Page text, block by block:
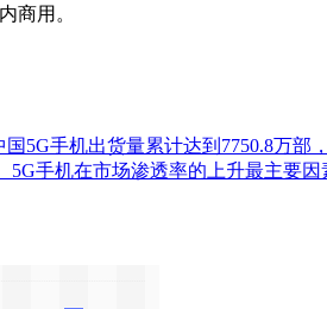
商用。
5G手机出货量累计达到7750.8万
5G手机在市场渗透率的上升最主